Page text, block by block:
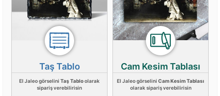
Taş Tablo
El Jaleo görselini Taş Tabloolarak
sipariş verebilirisin
Cam Kesim Tablası
El Jaleo görselini Cam Kesim Tablası
olarak sipariş verebilirisin